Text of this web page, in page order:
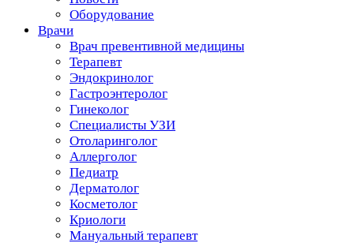
Оборудование
Врачи
Врач превентивной медицины
Терапевт
Эндокринолог
Гастроэнтеролог
Гинеколог
Специалисты УЗИ
Отоларинголог
Аллерголог
Педиатр
Дерматолог
Косметолог
Криологи
Мануальный терапевт